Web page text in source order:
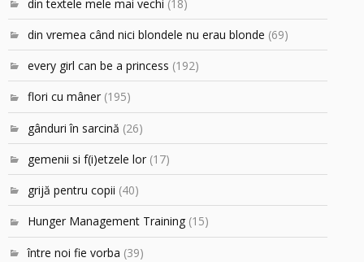
din textele mele mai vechi (18)
din vremea când nici blondele nu erau blonde (69)
every girl can be a princess (192)
flori cu mâner (195)
gânduri în sarcină (26)
gemenii si f(i)etzele lor (17)
grijă pentru copii (40)
Hunger Management Training (15)
între noi fie vorba (39)